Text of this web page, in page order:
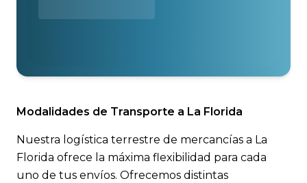
Modalidades de Transporte a La Florida
Nuestra logística terrestre de mercancías a La
Florida ofrece la máxima flexibilidad para cada
uno de tus envíos. Ofrecemos distintas